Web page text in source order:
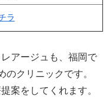
ラ
アージュも、福岡で
クリニックです。
案をしてくれます。